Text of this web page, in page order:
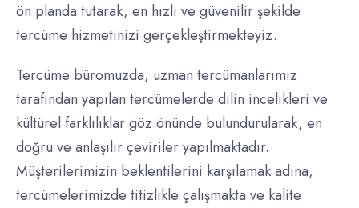
ön planda tutarak, en hızlı ve güvenilir şekilde
tercüme hizmetinizi gerçekleştirmekteyiz.
Tercüme büromuzda, uzman tercümanlarımız
tarafından yapılan tercümelerde dilin incelikleri ve
kültürel farklılıklar göz önünde bulundurularak, en
doğru ve anlaşılır çeviriler yapılmaktadır.
Müşterilerimizin beklentilerini karşılamak adına,
tercümelerimizde titizlikle çalışmakta ve kalite